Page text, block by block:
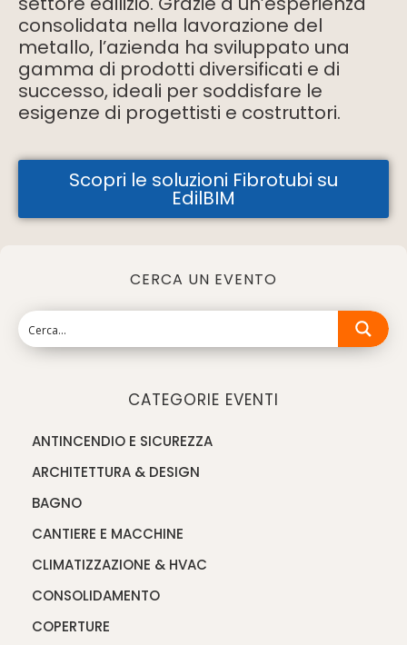
consolidata nella lavorazione del
metallo, l’azienda ha sviluppato una
gamma di prodotti diversificati e di
successo, ideali per soddisfare le
esigenze di progettisti e costruttori.
Scopri le soluzioni Fibrotubi su
EdilBIM
CERCA UN EVENTO
CATEGORIE EVENTI
ANTINCENDIO E SICUREZZA
ARCHITETTURA & DESIGN
BAGNO
CANTIERE E MACCHINE
CLIMATIZZAZIONE & HVAC
CONSOLIDAMENTO
COPERTURE